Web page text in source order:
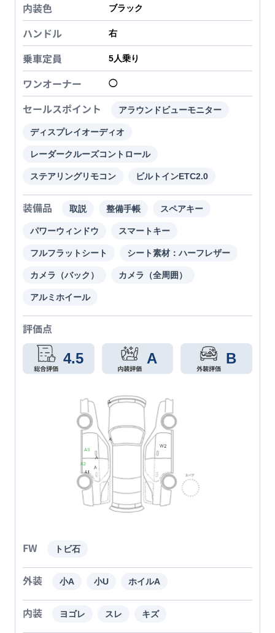
内装色 ブラック
ハンドル 右
乗車定員 5人乗り
ワンオーナー ◯
セールスポイント アラウンドビューモニター
ディスプレイオーディオ
レーダークルーズコントロール
ステアリングリモコン ビルトインETC2.0
装備品 取説 整備手帳 スペアキー
パワーウィンドウ スマートキー
フルフラットシート シート素材：ハーフレザー
カメラ（バック） カメラ（全周囲）
アルミホイール
評価点
4.5 A B
FW トビ石
外装 小A 小U ホイルA
内装 ヨゴレ スレ キズ